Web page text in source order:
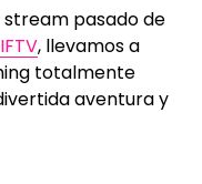
stream pasado de
, llevamos a
totalmente
aventura y